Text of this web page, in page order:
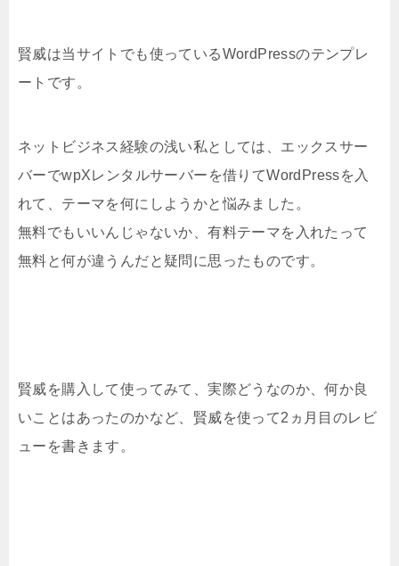
賢威は当サイトでも使っているWordPressのテンプレ
ートです。
ネットビジネス経験の浅い私としては、エックスサー
バーでwpXレンタルサーバーを借りてWordPressを入
れて、テーマを何にしようかと悩みました。
無料でもいいんじゃないか、有料テーマを入れたって
無料と何が違うんだと疑問に思ったものです。
賢威を購入して使ってみて、実際どうなのか、何か良
いことはあったのかなど、賢威を使って2ヵ月目のレビ
ューを書きます。